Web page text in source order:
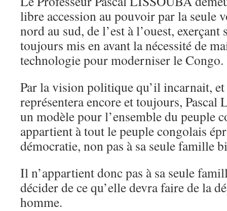
libre accession au pouvoir par la seule
nord au sud, de l’est à l’ouest,
toujours mis en avant la nécessité de
technologie pour moderniser le Congo.
Par la vision politique qu’il incarnait,
représentera encore et toujours, Pascal
un modèle pour l’ensemble du peuple
appartient à tout le peuple congolais
démocratie, non pas à sa seule famille
Il n’appartient donc pas à sa seule
décider de ce qu’elle devra faire de la
homme.